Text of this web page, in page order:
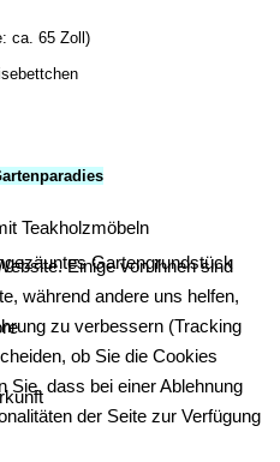
ca. 65 Zoll)
Teakholzmöbeln
Gartengrundstück
Einige von ihnen sind
während andere uns helfen,
zu verbessern (Tracking
ob Sie die Cookies
Sie, dass bei einer Ablehnung
der Seite zur Verfügung